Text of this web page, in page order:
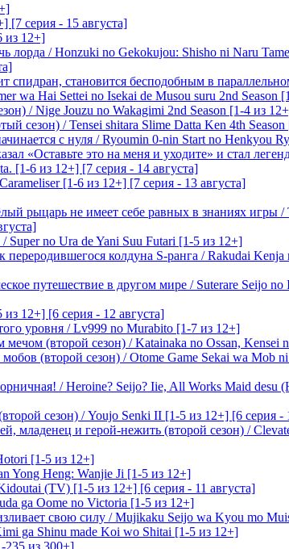
[7 серия - 15 августа]
из 12+]
лорда / Honzuki no Gekokujou: Shisho ni Naru
становится бесподобным в
wa Hai Settei no Isekai de Musou suru 2nd Season
/ Nige Jouzu no Wakagimi 2nd Season [1-4 из
сезон) / Tensei shitara Slime Datta Ken 4th
с нуля / Ryoumin 0-nin Start no Henkyou
«Оставьте это на меня и уходите» и стал
[1-6 из 12+] [7 серия - 14 августа]
[1-6 из 12+] [7 серия - 13 августа]
рыцарь не имеет себе равных в знаниях игры /
Super no Ura de Yani Suu Futari [1-5 из 12+]
колдуна S-ранга / Rakudai
путешествие в другом мире / Suterare Seijo
12+] [6 серия - 12 августа]
уровня / Lv999 no Murabito [1-7 из 12+]
(второй сезон) / Katainaka no Ossan, Kensei
(второй сезон) / Otome Game Sekai wa Mob
/ Heroine? Seijo? Iie, All Works Maid desu
сезон) / Youjo Senki II [1-5 из 12+] [6 серия -
младенец и герой-нежить (второй сезон) /
[1-5 из 12+]
Yong Heng: Wanjie Ji [1-5 из 12+]
(TV) [1-5 из 12+] [6 серия - 11 августа]
ga Oome no Victoria [1-5 из 12+]
свою силу / Mujikaku Seijo wa Kyou mo
ga Shinu made Koi wo Shitai [1-5 из 12+]
235 из 300+]